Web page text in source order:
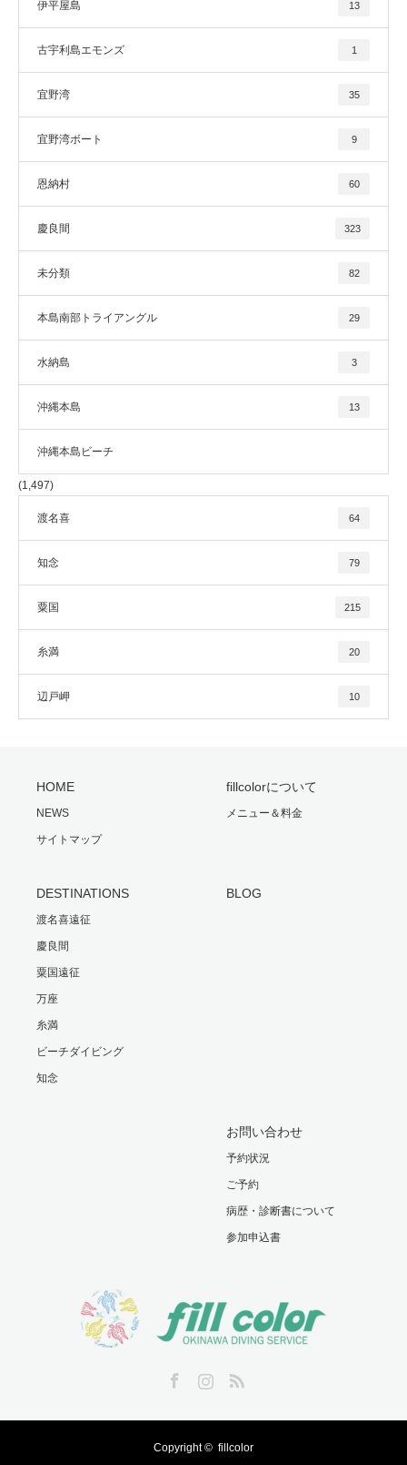
伊平屋島 13
古宇利島エモンズ 1
宜野湾 35
宜野湾ボート 9
恩納村 60
慶良間 323
未分類 82
本島南部トライアングル 29
水納島 3
沖縄本島 13
沖縄本島ビーチ
(1,497)
渡名喜 64
知念 79
粟国 215
糸満 20
辺戸岬 10
HOME
NEWS
サイトマップ
fillcolorについて
メニュー＆料金
DESTINATIONS
渡名喜遠征
慶良間
粟国遠征
万座
糸満
ビーチダイビング
知念
BLOG
お問い合わせ
予約状況
ご予約
病歴・診断書について
参加申込書
Copyright © fillcolor